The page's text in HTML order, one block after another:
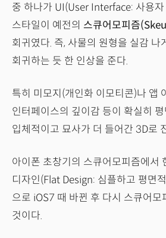
중 하나가 UI(User Interface: 사용
스타일이 예전의 스큐어모피즘
회귀였다. 즉, 사물의 원형을 실감 나
회귀하는 듯 한 인상을 준다.
특히 미모지(개인화 이모티콘)나 앱
인터페이스의 깊이감 등이 확실히
입체적이고 묘사가 더 들어간 3D로
아이폰 초창기의 스큐어모피즘에서
디자인(Flat Design: 심플하고 평면
으로 iOS7 때 바뀐 후 다시 스큐어모
것이다.